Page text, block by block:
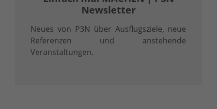
Newsletter
Neues von P3N über Ausflugsziele, neue
Referenzen und anstehende
Veranstaltungen.